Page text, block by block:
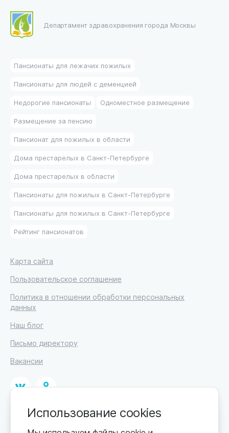
Департамент здравохранения города Москвы
Пансионаты для лежачих пожилых
Пансионаты для людей с деменцией
Недорогие пансионаты Одноместное размещение
Размещение за пенсию
Пансионат для пожилых в области
Дома престарелых в Санкт-Петербурге
Дома престарелых в области
Пансионаты для пожилых в Санкт-Петербурге
Пансионаты для пожилых в Санкт-Петербурге
Рейтинг пансионатов
Карта сайта
Пользовательское соглашение
Политика в отношении обработки персональных
данных
Наш блог
Письмо директору
Вакансии
© 2026
ИП Высоцкий Дмитрий Петрович, ИНН 233610721148
Использование cookies